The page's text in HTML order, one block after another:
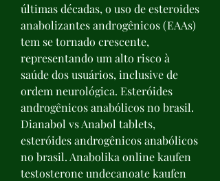
últimas décadas, o uso de esteroides
anabolizantes androgênicos (EAAs)
tem se tornado crescente,
representando um alto risco à
saúde dos usuários, inclusive de
ordem neurológica. Esteróides
androgênicos anabólicos no brasil.
Dianabol vs Anabol tablets,
esteróides androgênicos anabólicos
no brasil. Anabolika online kaufen
testosterone undecanoate kaufen